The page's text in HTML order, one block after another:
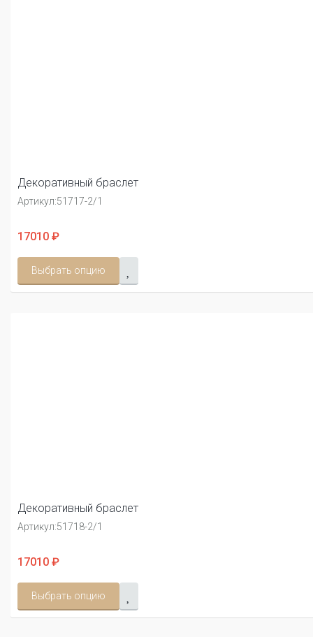
Декоративный браслет
Артикул:51717-2/1
17010 ₽
Выбрать опцию
Декоративный браслет
Артикул:51718-2/1
17010 ₽
Выбрать опцию